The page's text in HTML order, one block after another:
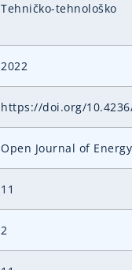
Tehničko-tehnološko
2022
https://doi.org/
Open Journal of
11
2